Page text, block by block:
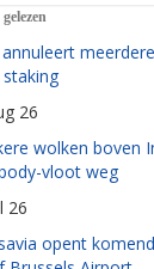
26
wolken boven
vloot weg
26
opent